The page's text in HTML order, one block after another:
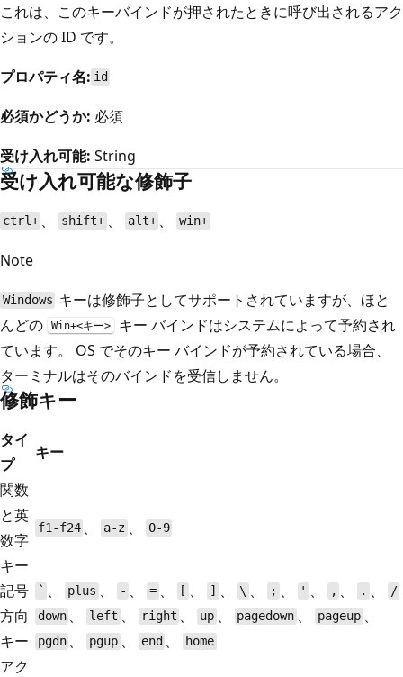
これは、このキーバインドが押されたときに呼び出されるアク
ションの ID です。
プロパティ名: id
必須かどうか: 必須
受け入れ可能: String
受け入れ可能な修飾子
ctrl+ 、 shift+ 、 alt+ 、win+
Note
Windows キーは修飾子としてサポートされていますが、ほと
んどの
Win+<キー>
キー バインドはシステムによって予約され
ています。 OS でそのキー バインドが予約されている場合、
ターミナルはそのバインドを受信しません。
修飾キー
タイ
プ
キー
関数
と英
数字
キー
f1-f24 、 a-z、 0-9
記号 ` 、 plus 、 - 、=、 [ 、 ] 、 \ 、 ; 、 ' 、 , 、 . 、 /
方向
キー
down 、 left 、 right 、 up、 pagedown 、 pageup 、
pgdn 、 pgup、 end 、 home
アク